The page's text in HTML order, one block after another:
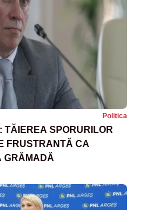
Politica
TĂIEREA SPORURILOR
FRUSTRANTĂ CA
GRĂMADĂ